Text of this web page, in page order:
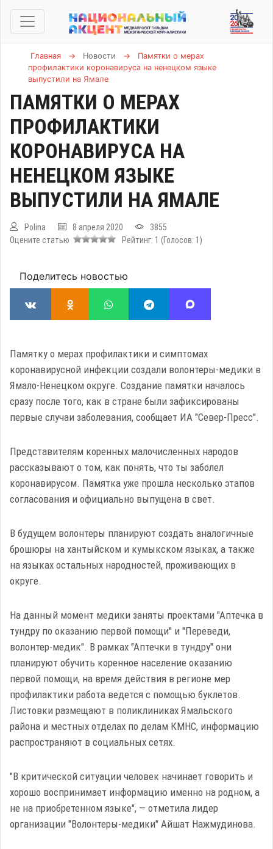
Главная → Новости →
Памятки о мерах
профилактики коронавируса на ненецком языке
выпустили на Ямале
ПАМЯТКИ О МЕРАХ
ПРОФИЛАКТИКИ
КОРОНАВИРУСА НА
НЕНЕЦКОМ ЯЗЫКЕ
ВЫПУСТИЛИ НА ЯМАЛЕ
Polina 8 апреля 2020
3855
Оцените статью
Рейтинг: 1 (Голосов: 1 )
Поделитесь новостью
Памятку о мерах профилактики и симптомах
коронавирусной инфекции создали волонтеры-медики в
Ямало-Ненецком округе. Создание памятки началось
сразу после того, как в стране были зафиксированы
первые случаи заболевания, сообщает ИА "Север-Пресс".
Представителям коренных малочисленных народов
рассказывают о том, как понять, что ты заболел
коронавирусом. Памятка уже прошла несколько этапов
согласования и официально выпущена в свет.
В будущем волонтеры планируют создать аналогичные
брошюры на хантыйском и кумыкском языках, а также
на языках остальных народностей, проживающих в
округе.
На данный момент медики заняты проектами "Аптечка в
тундру по оказанию первой помощи" и "Переведи,
волонтер-медик". В рамках "Аптечки в тундру" они
планируют обучить коренное население оказанию
первой помощи, на время действия в регионе мер
профилактики работа ведется с помощью буклетов.
Листовки размещают в поликлиниках Ямальского
района и местных отделах по делам КМНС, информацию
распространяют в социальных сетях.
"В критической ситуации человек начинает говорить и
хорошо воспринимает информацию именно на родном, а
не на приобретенном языке", — отметила лидер
организации "Волонтеры-медики" Айшат Нажмудинова.